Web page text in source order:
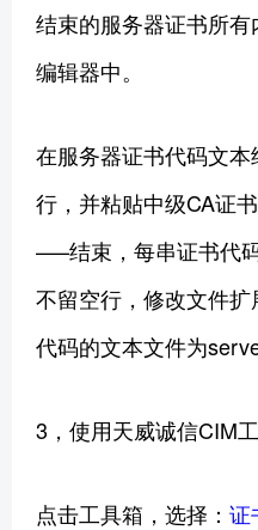
结束的服务器证书所
编辑器中。
在服务器证书代码文
行，并粘贴中级CA证
—–结束，每串证书代
不留空行，修改文件
代码的文本文件为
3，使用天威诚信CIM
点击工具箱，选择： 证